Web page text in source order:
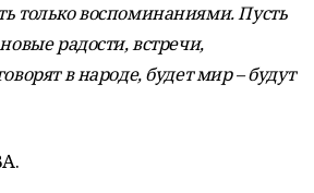
только воспоминаниями. Пусть
радости, встречи,
в народе, будет мир – будут